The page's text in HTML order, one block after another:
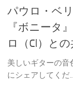
パウロ・ベ
『ボニータ
ロ（Cl）と
美しいギターの音
にシェアしてくだ